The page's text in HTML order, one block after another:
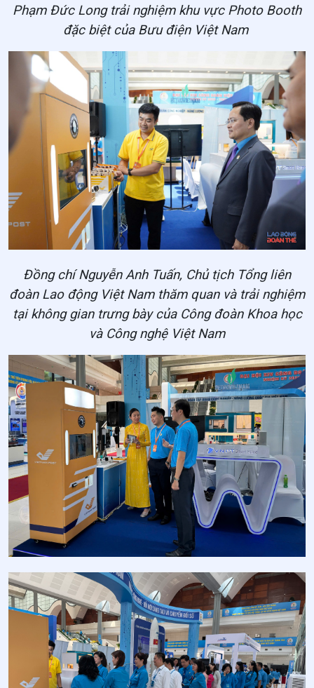
Phạm Đức Long trải nghiệm khu vực Photo Booth
đặc biệt của Bưu điện Việt Nam
Đồng chí Nguyễn Anh Tuấn, Chủ tịch Tổng liên
đoàn Lao động Việt Nam thăm quan và trải nghiệm
tại không gian trưng bày của Công đoàn Khoa học
và Công nghệ Việt Nam